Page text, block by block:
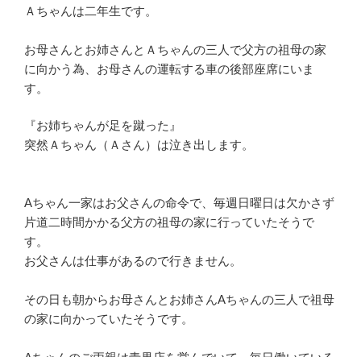
Ａちゃんは二年生です。
お母さんとお姉さんとＡちゃんの三人で父方の祖母の家
に向かう為、お母さんの運転する車の後部座席にいま
す。
『お姉ちゃんが足を蹴った』
突然Ａちゃん（Ａさん）は泣き出します。
Aちゃん一家はお父さんの命令で、毎週日曜日は欠かさず
片道二時間かかる父方の祖母の家に行っていたそうで
す。
お父さんは仕事があるので行きません。
その日も朝からお母さんとお姉さんAちゃんの三人で祖母
の家に向かっていたそうです。